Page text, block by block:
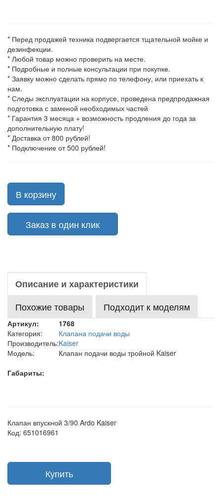
* Перед продажей техника подвергается тщательной мойке и
дезинфекции.
* Любой товар можно проверить на месте.
* Подробные и полные консультации при покупке.
* Заявку можно сделать прямо по телефону, или приехать к
нам.
* Следы эксплуатации на корпусе, проведена предпродажная
подготовка с заменой необходимых частей
* Гарантия 3 месяца + возможность продления до года за
дополнительную плату!
* Доставка от 800 рублей!
* Подключение от 500 рублей!
В корзину
Заказ в один клик
Описание и характеристики
Похожие товары
Подходит к моделям
Артикул:
1768
Категория:
Клапана подачи воды
Производитель:Kaiser
Модель:
Клапан подачи воды тройной Kaiser
Габариты:
Клапан впускной 3/90 Ardo Kaiser
Код: 651016961